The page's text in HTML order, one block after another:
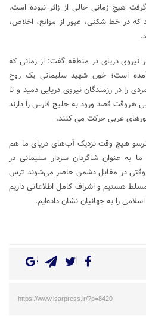
هیچ زمانی خالی از زائر نبوده است.
که در خط شکنی، عبور از موانع، اخلاص،
دریای در منطقه گفت: از زمانی که
است؛ خون شهید سلیمانی یک روح
را در رزمندگان نیروی دریایی دمید و تا
هروقت قصد ورود به خلیج فارس را دارند
عربی حرکت می کنند.
هیچ وقت نزدیک آب‌های دریای ما هم
به عنوان شاگردان سردار سلیمانی در
وقتی در مقابل دشمن حاضر می‌شوند ترس
مسلط هستیم و اشراف کامل اطلاعاتی داریم
را به جهانیان نشان داده‌ایم.
https://www.isarpress.ir/?p=8420